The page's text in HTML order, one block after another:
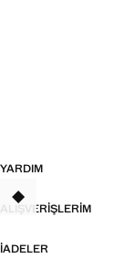
YARDIM
ALIŞVERIŞLERIM
İADELER